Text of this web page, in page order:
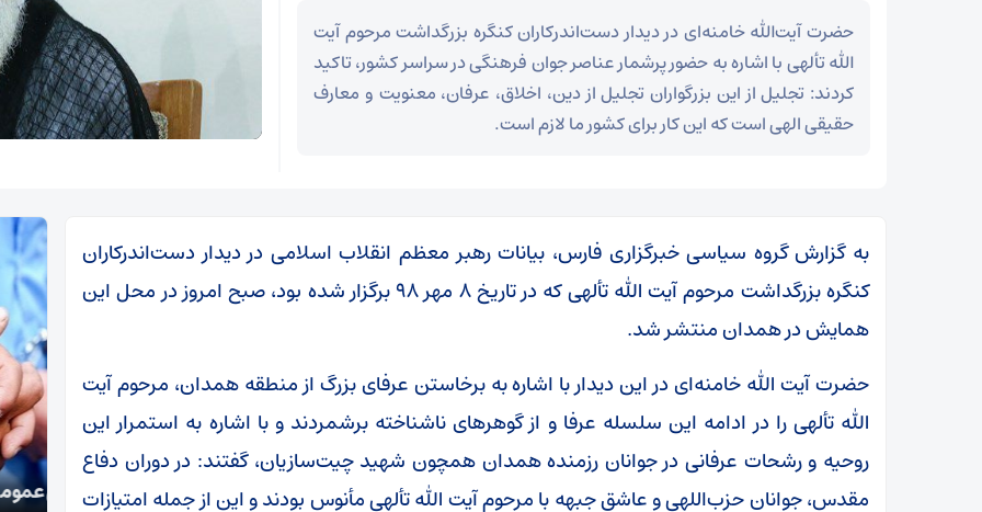
حضرت آیت‌الله خامنه‌ای در دیدار دست‌اندرکاران کنگره بزرگداشت مرحوم آیت
الله تألهی با اشاره به حضور پرشمار عناصر جوان فرهنگی در سراسر کشور، تاکید
کردند: تجلیل از این بزرگواران تجلیل از دین، اخلاق، عرفان، معنویت و معارف
حقیقی الهی است که این کار برای کشور ما لازم است.
به گزارش گروه سیاسی خبرگزاری فارس، بیانات رهبر معظم انقلاب اسلامی در دیدار دست‌اندرکاران
کنگره بزرگداشت مرحوم آیت الله تألهی که در تاریخ ۸ مهر ۹۸ برگزار شده بود، صبح امروز در محل این
همایش در همدان منتشر شد.
حضرت آیت الله خامنه‌ای در این دیدار با اشاره به برخاستن عرفای بزرگ از منطقه همدان، مرحوم آیت
الله تألهی را در ادامه این سلسله عرفا و از گوهرهای ناشناخته برشمردند و با اشاره به استمرار این
روحیه و رشحات عرفانی در جوانان رزمنده همدان همچون شهید چیت‌سازیان، گفتند: در دوران دفاع
مقدس، جوانان حزب‌اللهی و عاشق جبهه با مرحوم آیت الله تألهی مأنوس بودند و این از جمله امتیازات
بقائی: برنامه‌ای برای سفر به قطر و پاکستان نداریم
دستگیری سارقان اموال عمومی و شخصی در سمنان